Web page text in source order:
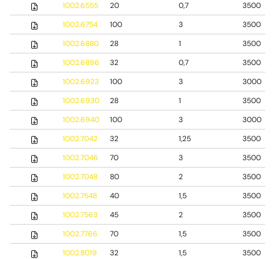
1002.6555
20 0,7
3500
1002.6754
100 3
3500
1002.6880
28 1
3500
1002.6896
32 0,7
3500
1002.6923
100 3
3000
1002.6930
28 1
3500
1002.6940
100 3
3000
1002.7042
32 1,25
3500
1002.7046
70 3
3500
1002.7048
80 2
3500
1002.7548
40 1,5
3500
1002.7563
45 2
3500
1002.7766
70 1,5
3500
1002.8019
32 1,5
3500